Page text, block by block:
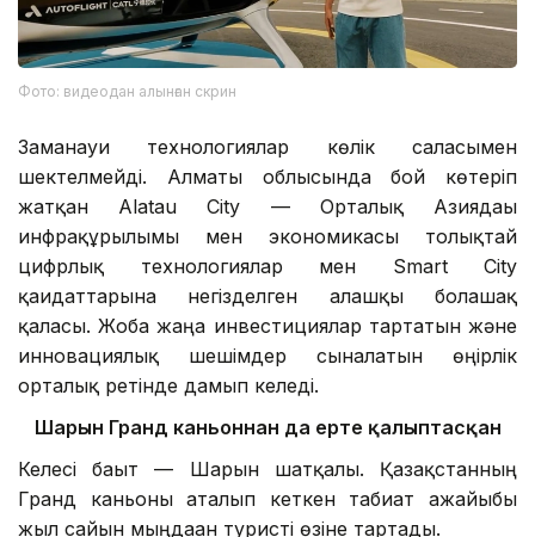
Фото: видеодан алынған скрин
Заманауи технологиялар көлік саласымен
шектелмейді. Алматы облысында бой көтеріп
жатқан Alatau City — Орталық Азиядағы
инфрақұрылымы мен экономикасы толықтай
цифрлық технологиялар мен Smart City
қағидаттарына негізделген алғашқы болашақ
қаласы. Жоба жаңа инвестициялар тартатын және
инновациялық шешімдер сыналатын өңірлік
орталық ретінде дамып келеді.
Шарын Гранд каньоннан да ерте қалыптасқан
Келесі бағыт — Шарын шатқалы. Қазақстанның
Гранд каньоны аталып кеткен табиғат ғажайыбы
жыл сайын мыңдаған туристі өзіне тартады.